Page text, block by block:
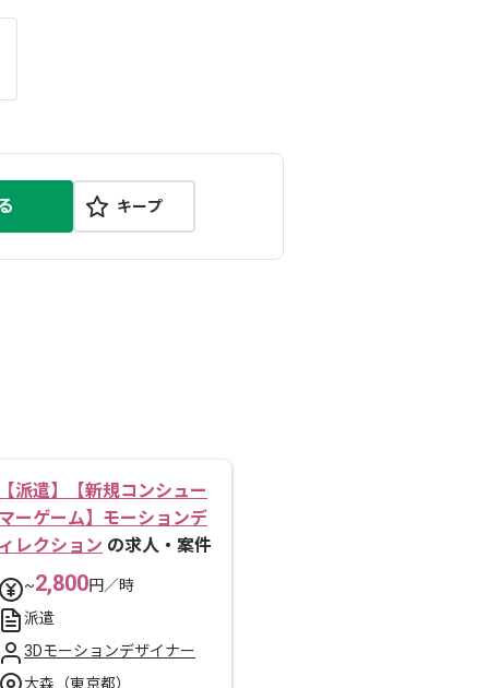
キープ
派遣】【新規コンシュー
ーゲーム】モーションデ
レクション の求人・案件
~2,800円／時
派遣
3Dモーションデザイナー
大森（東京都）